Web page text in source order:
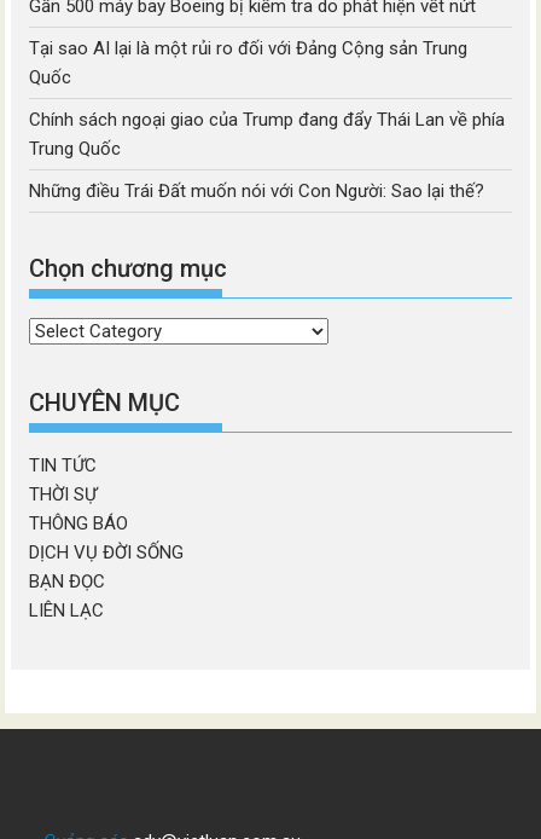
Gần 500 máy bay Boeing bị kiểm tra do phát hiện vết nứt
Tại sao AI lại là một rủi ro đối với Đảng Cộng sản Trung
Quốc
Chính sách ngoại giao của Trump đang đẩy Thái Lan về phía
Trung Quốc
Những điều Trái Đất muốn nói với Con Người: Sao lại thế?
Chọn chương mục
Chọn
mục
CHUYÊN MỤC
TIN TỨC
THỜI SỰ
THÔNG BÁO
DỊCH VỤ ĐỜI SỐNG
BẠN ĐỌC
LIÊN LẠC